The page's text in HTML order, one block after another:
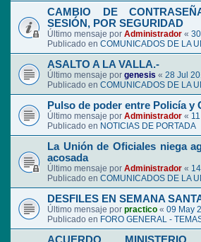
CAMBIO DE
SESIÓN, POR SEGURIDAD
Último mensaje por Administrador «
Publicado en COMUNICADOS DE LA
ASALTO A LA VALLA.-
Último mensaje por genesis « 28 Jul
Publicado en COMUNICADOS DE LA
Pulso de poder entre Policía y
Último mensaje por Administrador «
Publicado en NOTICIAS DE PORTADA
La Unión de Oficiales niega
acosada
Último mensaje por Administrador «
Publicado en COMUNICADOS DE LA
DESFILES EN SEMANA
Último mensaje por practico « 09 May
Publicado en FORO GENERAL -